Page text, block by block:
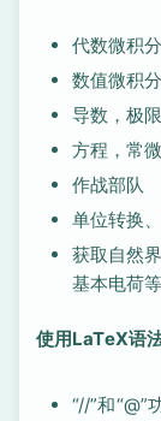
代数微积分
数值微积分
导数，极
方程，常
作战部队
单位转换
获取自然
基本电荷等
使用LaTeX语
“//”和